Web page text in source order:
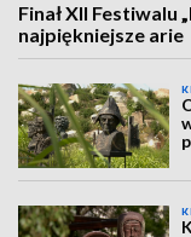
Finał XII Festiwalu
najpiękniejsze arie